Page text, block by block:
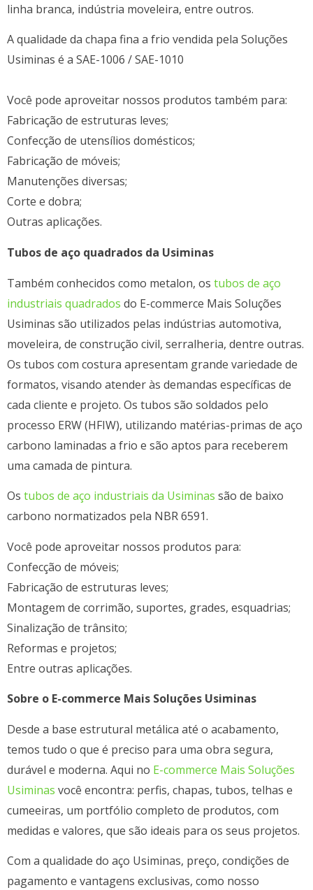
linha branca, indústria moveleira, entre outros.
A qualidade da chapa fina a frio vendida pela Soluções
Usiminas é a SAE-1006 / SAE-1010
Você pode aproveitar nossos produtos também para:
Fabricação de estruturas leves;
Confecção de utensílios domésticos;
Fabricação de móveis;
Manutenções diversas;
Corte e dobra;
Outras aplicações.
Tubos de aço quadrados da Usiminas
Também conhecidos como metalon, os tubos de aço
industriais quadrados do E-commerce Mais Soluções
Usiminas são utilizados pelas indústrias automotiva,
moveleira, de construção civil, serralheria, dentre outras.
Os tubos com costura apresentam grande variedade de
formatos, visando atender às demandas específicas de
cada cliente e projeto. Os tubos são soldados pelo
processo ERW (HFIW), utilizando matérias-primas de aço
carbono laminadas a frio e são aptos para receberem
uma camada de pintura.
Os tubos de aço industriais da Usiminas são de baixo
carbono normatizados pela NBR 6591.
Você pode aproveitar nossos produtos para:
Confecção de móveis;
Fabricação de estruturas leves;
Montagem de corrimão, suportes, grades, esquadrias;
Sinalização de trânsito;
Reformas e projetos;
Entre outras aplicações.
Sobre o E-commerce Mais Soluções Usiminas
Desde a base estrutural metálica até o acabamento,
temos tudo o que é preciso para uma obra segura,
durável e moderna. Aqui no E-commerce Mais Soluções
Usiminas você encontra: perfis, chapas, tubos, telhas e
cumeeiras, um portfólio completo de produtos, com
medidas e valores, que são ideais para os seus projetos.
Com a qualidade do aço Usiminas, preço, condições de
pagamento e vantagens exclusivas, como nosso